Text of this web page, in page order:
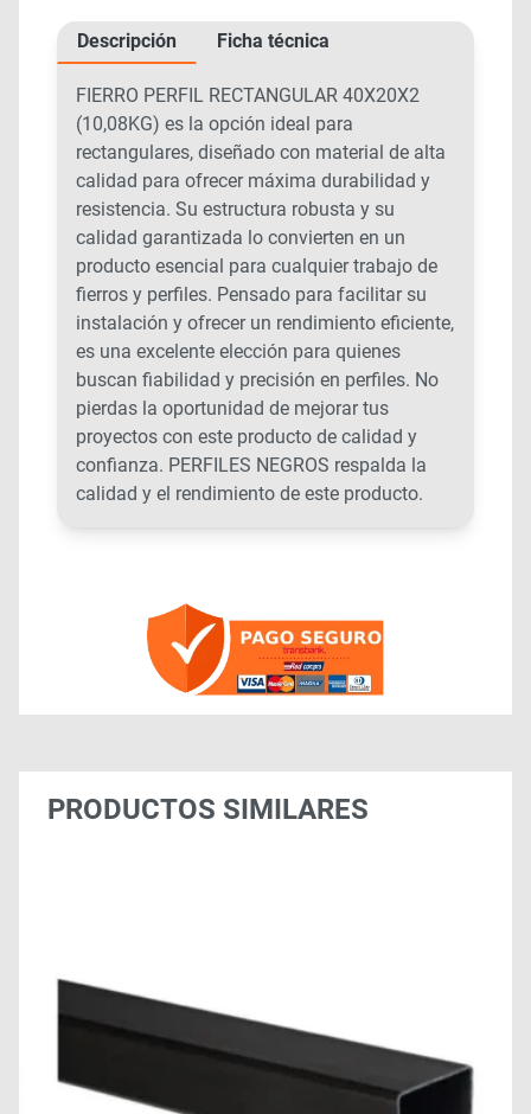
Descripción Ficha técnica
FIERRO PERFIL RECTANGULAR 40X20X2
(10,08KG) es la opción ideal para
rectangulares, diseñado con material de alta
calidad para ofrecer máxima durabilidad y
resistencia. Su estructura robusta y su
calidad garantizada lo convierten en un
producto esencial para cualquier trabajo de
fierros y perfiles. Pensado para facilitar su
instalación y ofrecer un rendimiento eficiente,
es una excelente elección para quienes
buscan fiabilidad y precisión en perfiles. No
pierdas la oportunidad de mejorar tus
proyectos con este producto de calidad y
confianza. PERFILES NEGROS respalda la
calidad y el rendimiento de este producto.
PRODUCTOS SIMILARES